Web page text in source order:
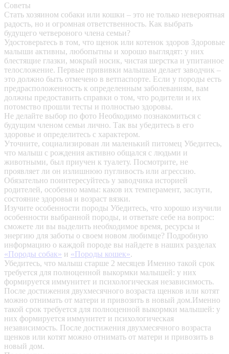
Советы
Стать хозяином собаки или кошки – это не только невероятная
радость, но и огромная ответственность. Как выбрать
будущего четвероного члена семьи?
Удостоверьтесь в том, что щенок или котенок здоров Здоровые
малыши активны, любопытны и хорошо выглядят: у них
блестящие глазки, мокрый носик, чистая шерстка и упитанное
телосложение. Первые прививки малышам делает заводчик –
это должно быть отмечено в ветпаспорте. Если у породы есть
предрасположенность к определенным заболеваниям, вам
должны предоставить справки о том, что родители и их
потомство прошли тесты и полностью здоровы.
Не делайте выбор по фото Необходимо познакомиться с
будущим членом семьи лично. Так вы убедитесь в его
здоровье и определитесь с характером.
Уточните, социализирован ли маленький питомец Убедитесь,
что малыш с рождения активно общался с людьми и
животными, был приучен к туалету. Посмотрите, не
проявляет ли он излишнюю пугливость или агрессию.
Обязательно поинтересуйтесь у заводчика историей
родителей, особенно мамы: каков их темперамент, заслуги,
состояние здоровья и возраст вязки.
Изучите особенности породы Убедитесь, что хорошо изучили
особенности выбранной породы, и ответьте себе на вопрос:
сможете ли вы выделить необходимое время, ресурсы и
энергию для заботы о своем новом любимце? Подробную
информацию о каждой породе вы найдете в наших разделах
«Породы собак» и «Породы кошек».
Убедитесь, что малыш старше 2 месяцев Именно такой срок
требуется для полноценной выкормки малышей: у них
формируется иммунитет и психологическая независимость.
После достижения двухмесячного возраста щенков или котят
можно отнимать от матери и привозить в новый дом.Именно
такой срок требуется для полноценной выкормки малышей: у
них формируется иммунитет и психологическая
независимость. После достижения двухмесячного возраста
щенков или котят можно отнимать от матери и привозить в
новый дом.